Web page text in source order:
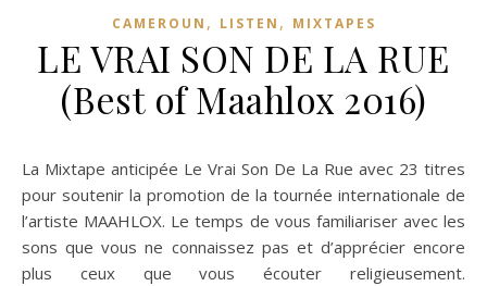
CAMEROUN , LISTEN , MIXTAPES
LE VRAI SON DE LA RUE
(Best of Maahlox 2016)
La Mixtape anticipée Le Vrai Son De La Rue avec 23 titres
pour soutenir la promotion de la tournée internationale de
l’artiste MAAHLOX. Le temps de vous familiariser avec les
sons que vous ne connaissez pas et d’apprécier encore
plus ceux que vous écouter religieusement.